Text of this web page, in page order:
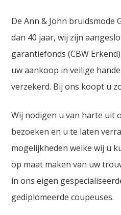
De Ann & John bruidsmode
dan 40 jaar, wij zijn
garantiefonds (CBW
uw aankoop in veilige
verzekerd. Bij ons koopt u
Wij nodigen u van harte uit
bezoeken en u te laten
mogelijkheden welke wij u
op maat maken van uw
in ons eigen
gediplomeerde coupeuses.